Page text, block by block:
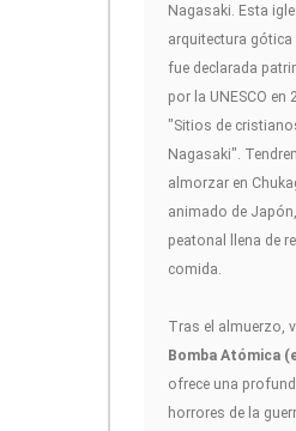
Nagasaki. Esta
arquitectura
fue declarada
por la UNESCO
"Sitios de
Nagasaki".
almorzar en
animado de
peatonal llena de
comida.
Tras el almuerzo,
Bomba Atómica
ofrece una
horrores de la